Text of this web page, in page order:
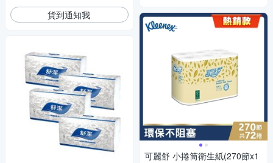
貨到通知我
可麗舒 小捲筒衛生紙(270節x1